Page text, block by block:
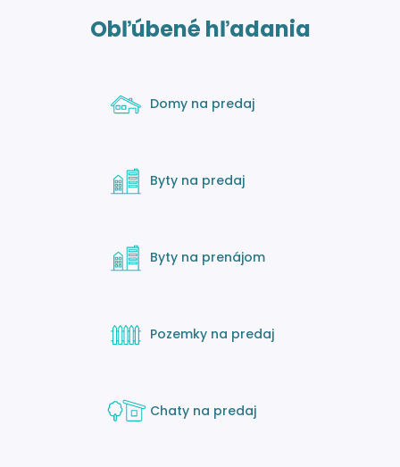
Obľúbené hľadania
Domy na predaj
Byty na predaj
Byty na prenájom
Pozemky na predaj
Chaty na predaj